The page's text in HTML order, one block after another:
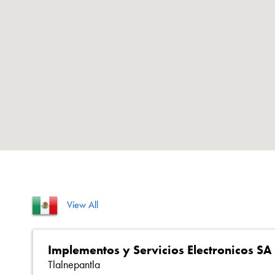
View All
Implementos y Servicios Electronicos SA
Tlalnepantla